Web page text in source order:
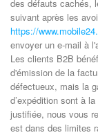
des défauts cachés,
suivant après les
https://
envoyer un e-mail à
Les clients B2B
d'émission de la
défectueux, mais la
d’expédition sont à
justifiée, nous vous
est dans des limites